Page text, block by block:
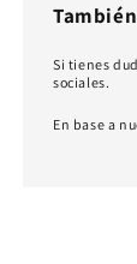
Si tienes
sociales.
En base a